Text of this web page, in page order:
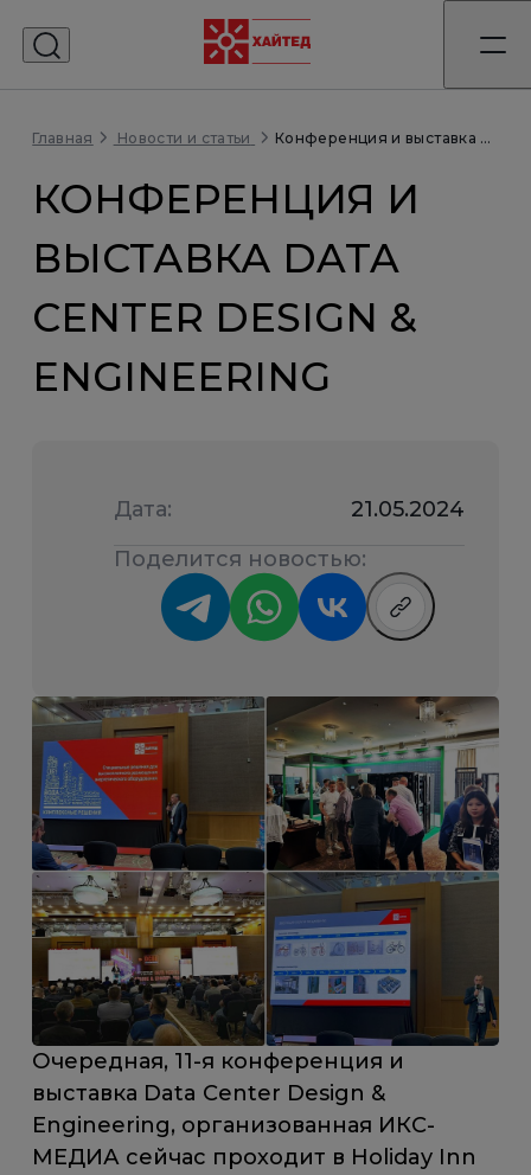
Главная Новости и статьи Конференция и выставка Data Center Design & Engineering
Очередная, 11-я конференция и
выставка Data Center Design &
Engineering, организованная ИКС-
МЕДИА сейчас проходит в Holiday Inn
КОНФЕРЕНЦИЯ И
ВЫСТАВКА DATA
CENTER DESIGN &
ENGINEERING
Дата:
21.05.2024
Поделится новостью: